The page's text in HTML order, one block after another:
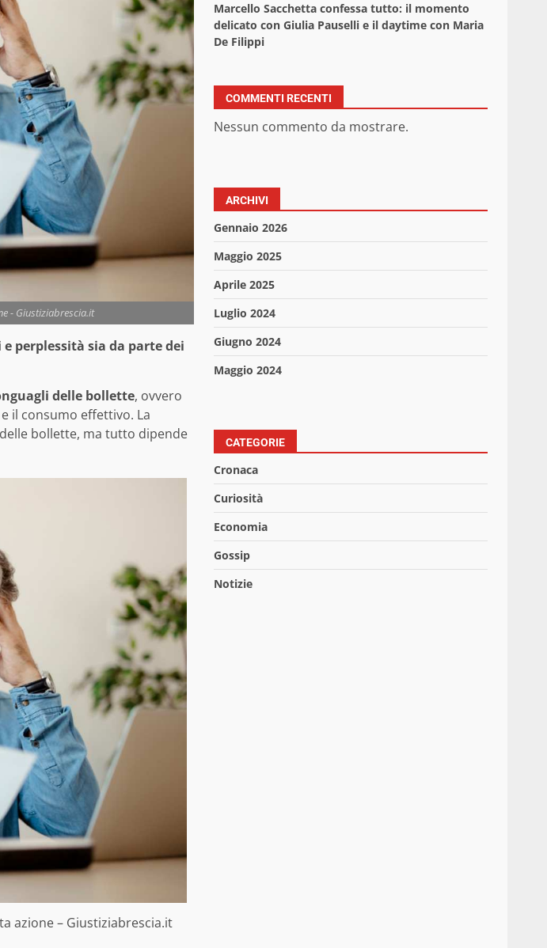
- Giustiziabrescia.it
perplessità sia da parte dei
delle bollette, ovvero
il consumo effettivo. La
bollette, ma tutto dipende
azione – Giustiziabrescia.it
Marcello Sacchetta confessa tutto: il momento
delicato con Giulia Pauselli e il daytime con Maria
De Filippi
COMMENTI RECENTI
Nessun commento da mostrare.
ARCHIVI
Gennaio 2026
Maggio 2025
Aprile 2025
Luglio 2024
Giugno 2024
Maggio 2024
CATEGORIE
Cronaca
Curiosità
Economia
Gossip
Notizie